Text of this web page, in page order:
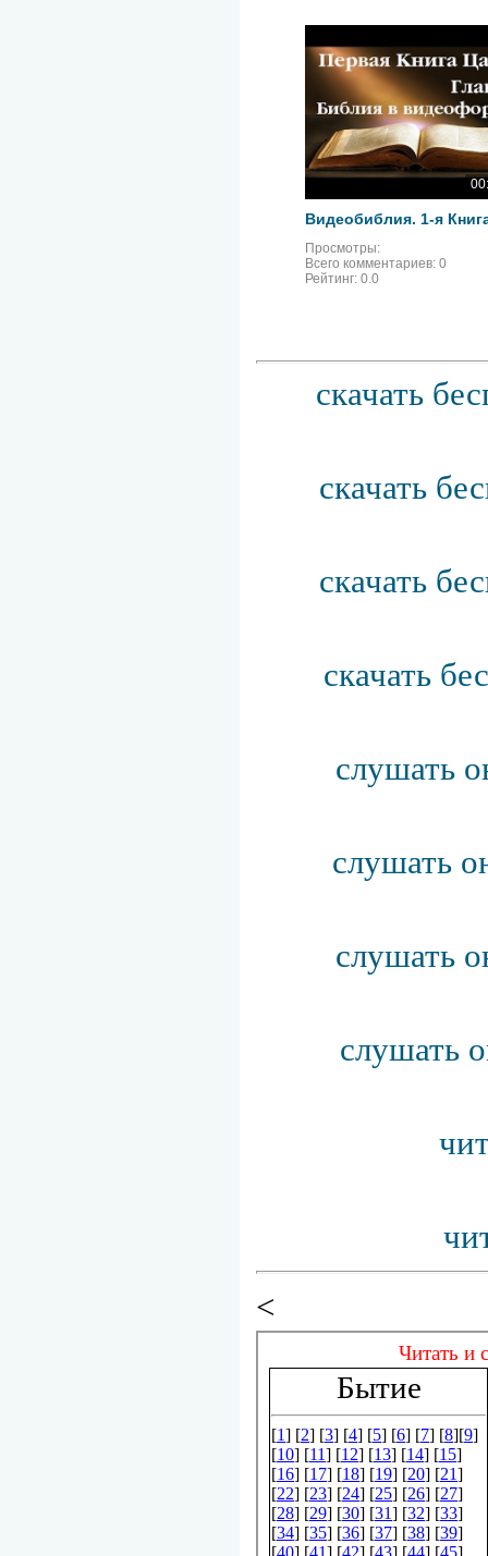
Просмотры:
Всего комментариев: 0
Рейтинг: 0.0
скачать
скачать
скачать
скачать
слушать
слушать
слушать
слушать
<